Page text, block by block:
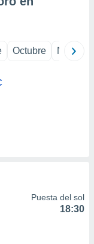
Octubre
Puesta del sol
18:30